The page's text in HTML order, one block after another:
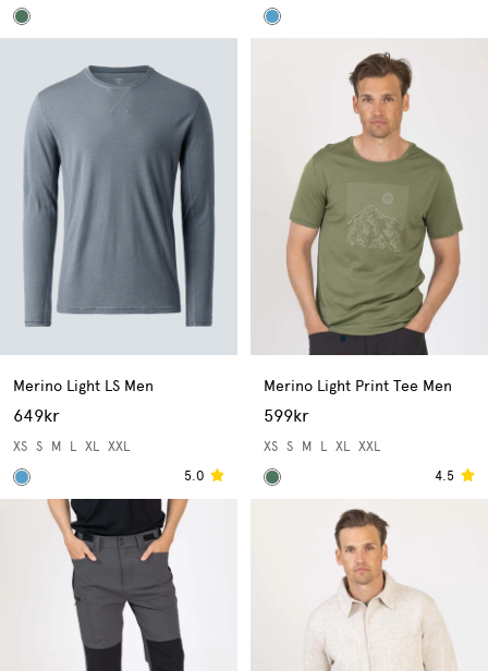
Merino Light LS Men
649kr
XS S M L XL XXL
5.0
Merino Light Print Tee Men
599kr
XS S M L XL XXL
4.5